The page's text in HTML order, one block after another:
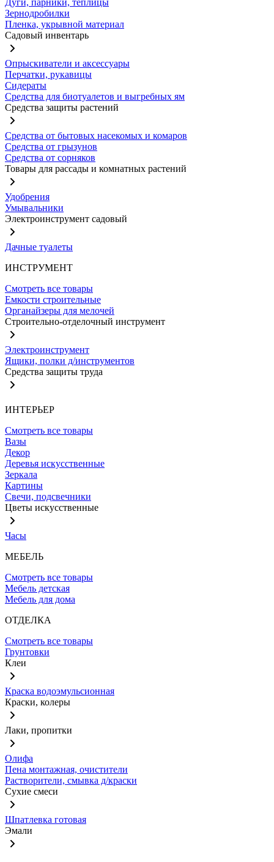
Дуги, парники, теплицы
Зернодробилки
Пленка, укрывной материал
Садовый инвентарь
Опрыскиватели и аксессуары
Перчатки, рукавицы
Сидераты
Средства для биотуалетов и выгребных ям
Средства защиты растений
Средства от бытовых насекомых и комаров
Средства от грызунов
Средства от сорняков
Товары для рассады и комнатных растений
Удобрения
Умывальники
Электроинструмент садовый
Дачные туалеты
ИНСТРУМЕНТ
Смотреть все товары
Емкости строительные
Органайзеры для мелочей
Строительно-отделочный инструмент
Электроинструмент
Ящики, полки д/инструментов
Средства защиты труда
ИНТЕРЬЕР
Смотреть все товары
Вазы
Декор
Деревья искусственные
Зеркала
Картины
Свечи, подсвечники
Цветы искусственные
Часы
МЕБЕЛЬ
Смотреть все товары
Мебель детская
Мебель для дома
ОТДЕЛКА
Смотреть все товары
Грунтовки
Клеи
Краска водоэмульсионная
Краски, колеры
Лаки, пропитки
Олифа
Пена монтажная, очистители
Растворители, смывка д/краски
Сухие смеси
Шпатлевка готовая
Эмали